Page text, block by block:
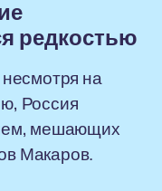
редкостью
несмотря на
Россия
мешающих
Макаров.